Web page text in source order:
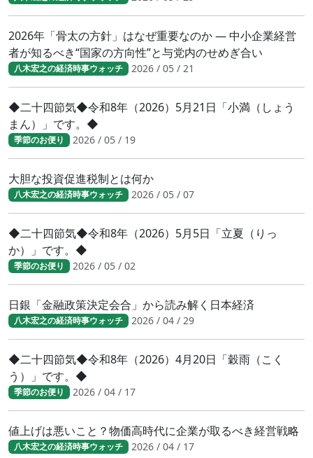
2026年「骨太の方針」はなぜ重要なのか ― 中小企業経営
者が知るべき“国家の方向性”と与党内のせめぎ合い
八木宏之の経済時事ウォッチ 2026 / 05 / 21
◆二十四節気◆令和8年（2026）5月21日「小満（しょう
まん）」です。◆
季節のお便り 2026 / 05 / 19
大胆な投資促進税制とは何か
八木宏之の経済時事ウォッチ 2026 / 05 / 07
◆二十四節気◆令和8年（2026）5月5日「立夏（りっ
か）」です。◆
季節のお便り 2026 / 05 / 02
日銀「金融政策決定会合」から読み解く日本経済
八木宏之の経済時事ウォッチ 2026 / 04 / 29
◆二十四節気◆令和8年（2026）4月20日「穀雨（こく
う）」です。◆
季節のお便り 2026 / 04 / 17
値上げは悪いこと？物価高時代に企業が取るべき経営戦略
八木宏之の経済時事ウォッチ 2026 / 04 / 17